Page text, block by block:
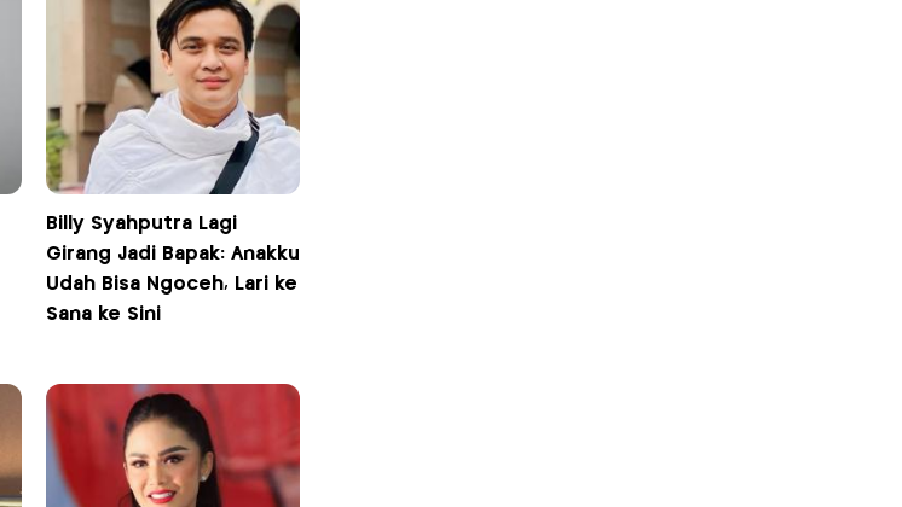
Billy Syahputra Lagi
Girang Jadi Bapak: Anakku
Udah Bisa Ngoceh, Lari ke
Sana ke Sini